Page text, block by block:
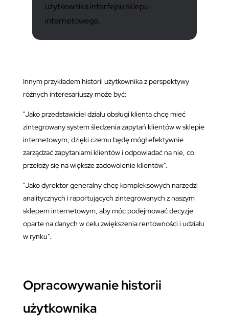
użytkownika interfejsu sklepu
internetowego.
Innym przykładem historii użytkownika z perspektywy
różnych interesariuszy może być:
"Jako przedstawiciel działu obsługi klienta chcę mieć
zintegrowany system śledzenia zapytań klientów w sklepie
internetowym, dzięki czemu będę mógł efektywnie
zarządzać zapytaniami klientów i odpowiadać na nie, co
przełoży się na większe zadowolenie klientów".
"Jako dyrektor generalny chcę kompleksowych narzędzi
analitycznych i raportujących zintegrowanych z naszym
sklepem internetowym, aby móc podejmować decyzje
oparte na danych w celu zwiększenia rentowności i udziału
w rynku".
Opracowywanie historii
użytkownika